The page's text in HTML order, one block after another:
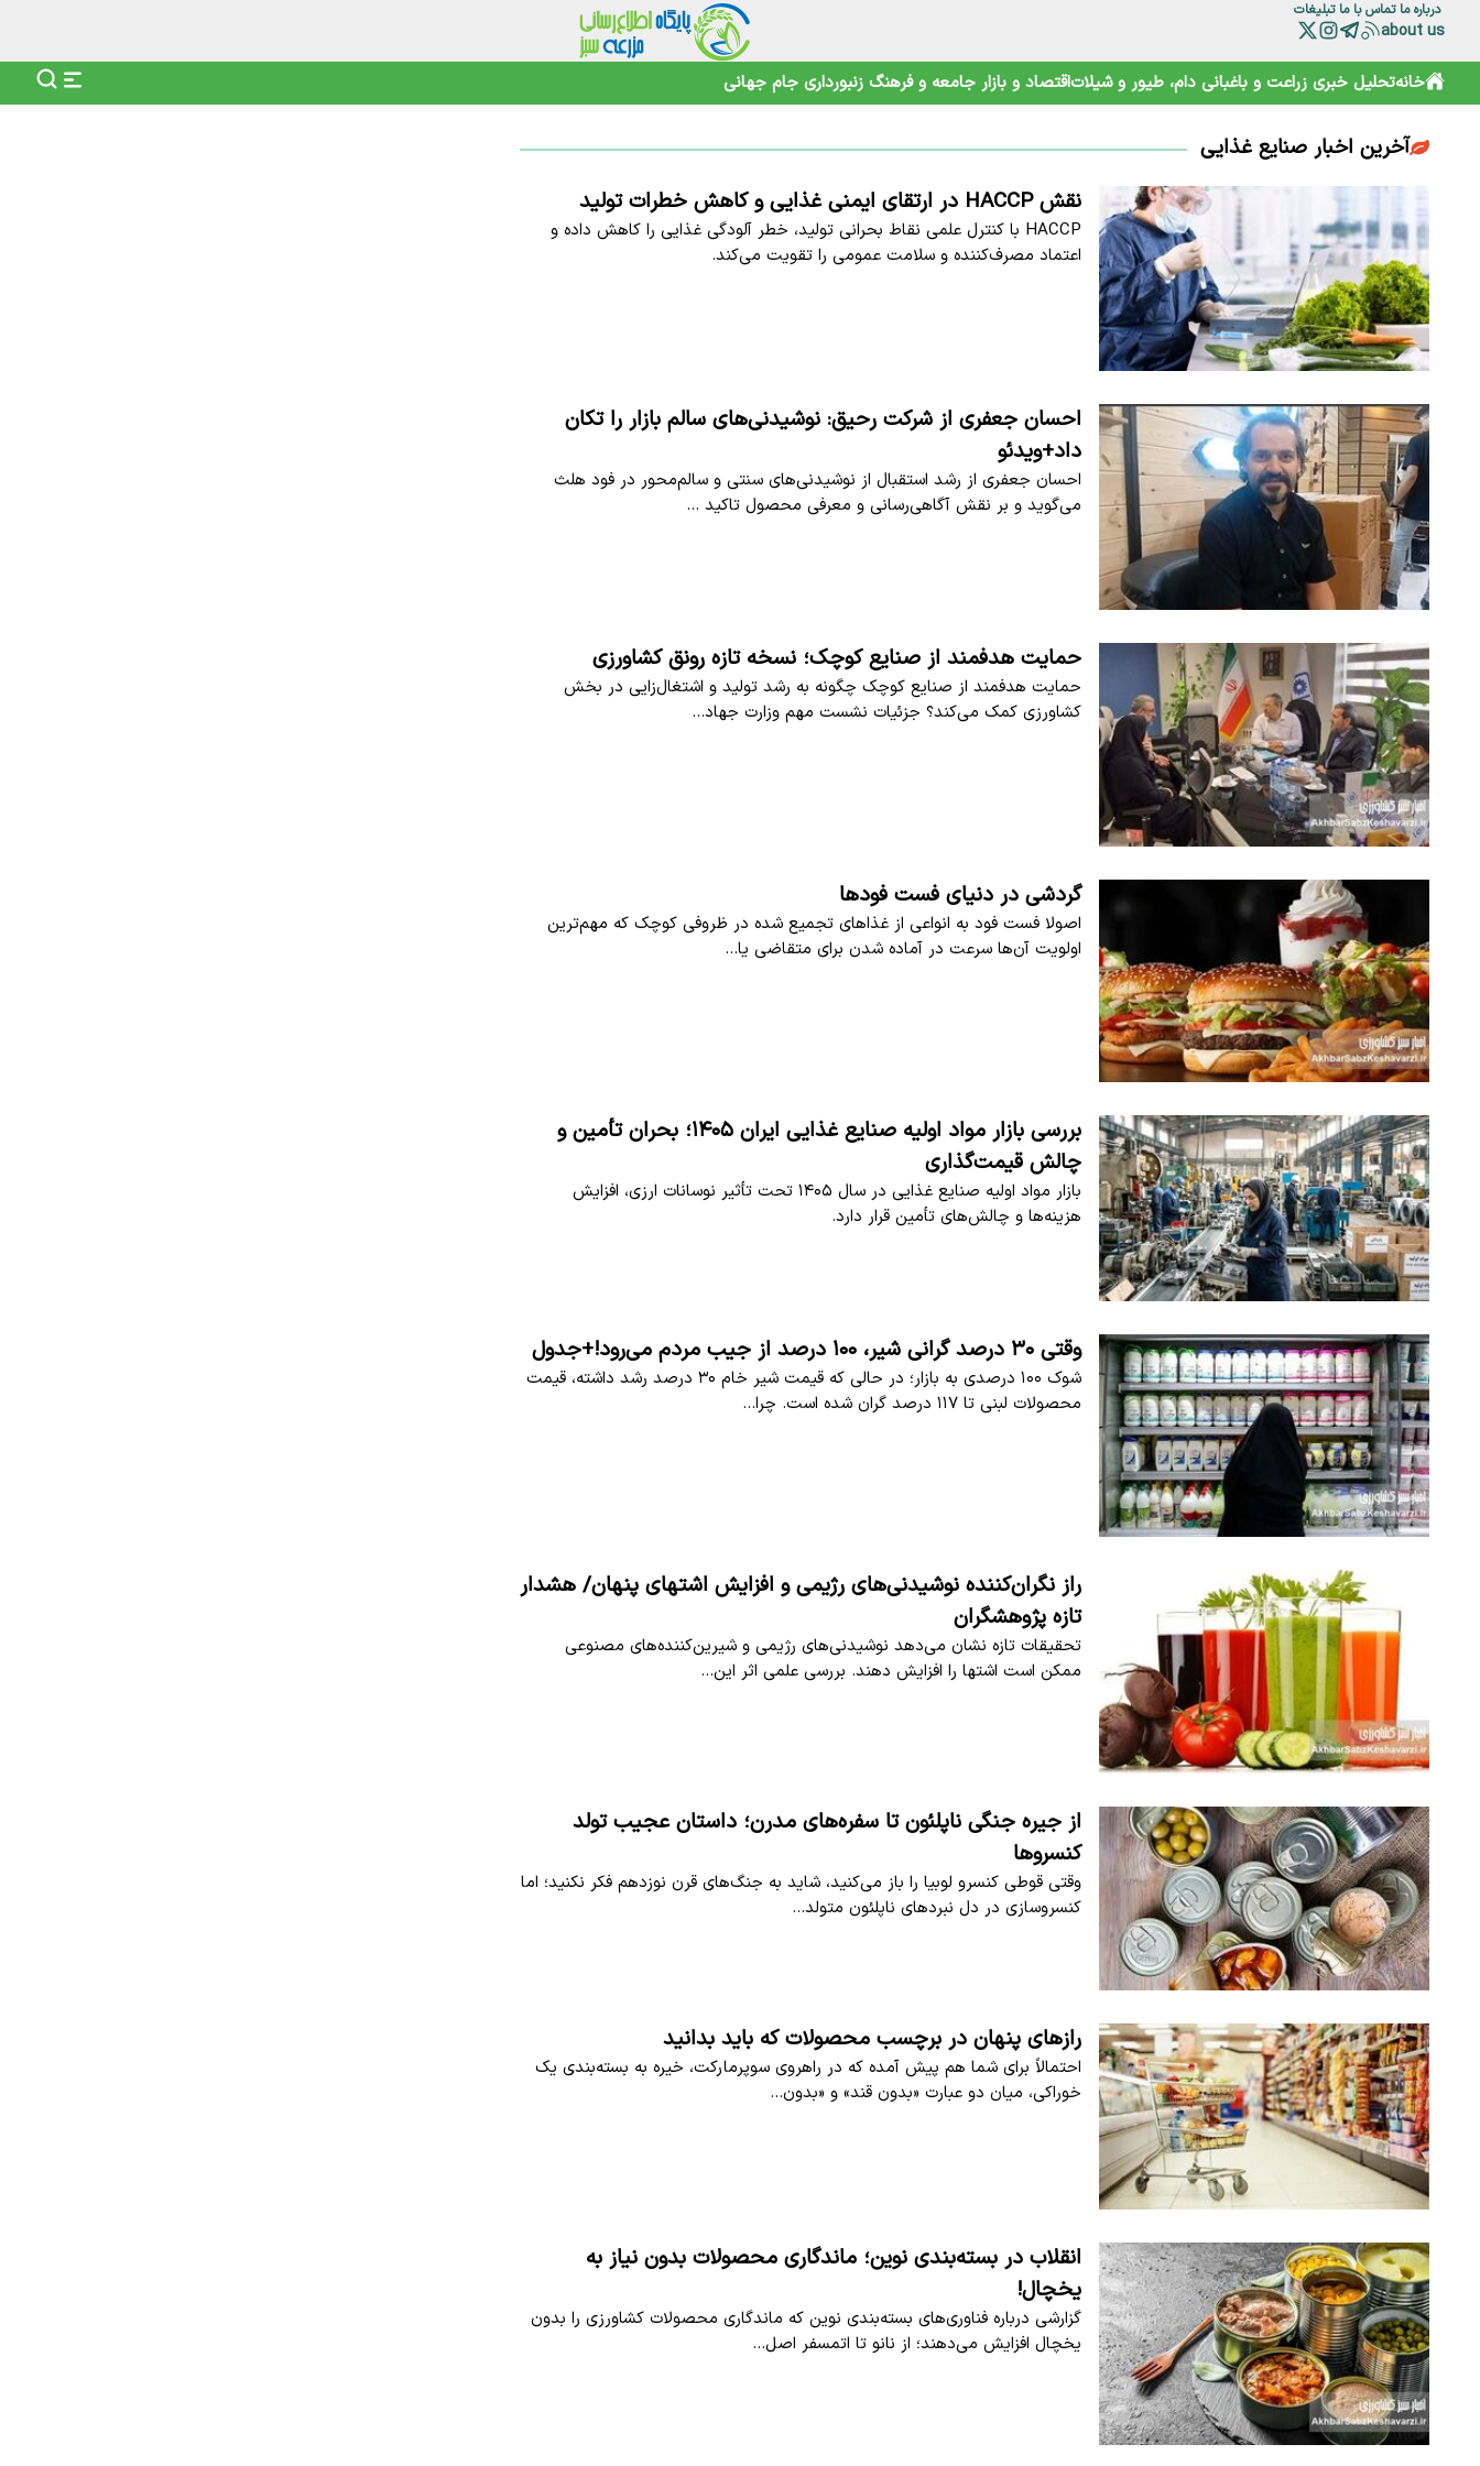
درباره ما تماس با ما تبلیغات
about us
خانهتحلیل خبری زراعت و باغبانی دام، طیور و شیلاتاقتصاد و بازار جامعه و فرهنگ زنبورداری جام جهانی
آخرین اخبار صنایع غذایی
نقش HACCP در ارتقای ایمنی غذایی و کاهش خطرات تولید
HACCP با کنترل علمی نقاط بحرانی تولید، خطر آلودگی غذایی را کاهش داده و
اعتماد مصرف‌کننده و سلامت عمومی را تقویت می‌کند.
احسان جعفری از شرکت رحیق: نوشیدنی‌های سالم بازار را تکان
داد+ویدئو
احسان جعفری از رشد استقبال از نوشیدنی‌های سنتی و سالم‌محور در فود هلث
می‌گوید و بر نقش آگاهی‌رسانی و معرفی محصول تاکید …
حمایت هدفمند از صنایع کوچک؛ نسخه تازه رونق کشاورزی
حمایت هدفمند از صنایع کوچک چگونه به رشد تولید و اشتغال‌زایی در بخش
کشاورزی کمک می‌کند؟ جزئیات نشست مهم وزارت جهاد…
گردشی در دنیای فست فودها
اصولا فست فود به انواعی از غذاهای تجمیع شده در ظروفی کوچک که مهم‌ترین
اولویت آن‌ها سرعت در آماده شدن برای متقاضی یا…
بررسی بازار مواد اولیه صنایع غذایی ایران ۱۴۰۵؛ بحران تأمین و
چالش قیمت‌گذاری
بازار مواد اولیه صنایع غذایی در سال ۱۴۰۵ تحت تأثیر نوسانات ارزی، افزایش
هزینه‌ها و چالش‌های تأمین قرار دارد.
وقتی ۳۰ درصد گرانی شیر، ۱۰۰ درصد از جیب مردم می‌رود!+جدول
شوک ۱۰۰ درصدی به بازار؛ در حالی که قیمت شیر خام ۳۰ درصد رشد داشته، قیمت
محصولات لبنی تا ۱۱۷ درصد گران شده است. چرا…
راز نگران‌کننده نوشیدنی‌های رژیمی و افزایش اشتهای پنهان/ هشدار
تازه پژوهشگران
تحقیقات تازه نشان می‌دهد نوشیدنی‌های رژیمی و شیرین‌کننده‌های مصنوعی
ممکن است اشتها را افزایش دهند. بررسی علمی اثر این…
از جیره جنگی ناپلئون تا سفره‌های مدرن؛ داستان عجیب تولد
کنسروها
وقتی قوطی کنسرو لوبیا را باز می‌کنید، شاید به جنگ‌های قرن نوزدهم فکر نکنید؛ اما
کنسروسازی در دل نبردهای ناپلئون متولد…
رازهای پنهان در برچسب محصولات که باید بدانید
احتمالاً برای شما هم پیش آمده که در راهروی سوپرمارکت، خیره به بسته‌بندی یک
خوراکی، میان دو عبارت «بدون قند» و «بدون…
انقلاب در بسته‌بندی نوین؛ ماندگاری محصولات بدون نیاز به
یخچال!
گزارشی درباره فناوری‌های بسته‌بندی نوین که ماندگاری محصولات کشاورزی را بدون
یخچال افزایش می‌دهند؛ از نانو تا اتمسفر اصل…